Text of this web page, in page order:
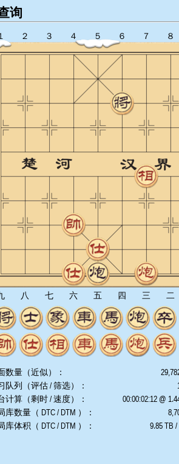
询
２ ３ ４ ５ ６ ７ ８
八 七 六 五 四 三 二
数量（近似）：
队列（评估 / 筛选）：
计算（剩时 / 速度）：
00:00:02:12 @
库数量（ DTC / DTM ）：
库体积（ DTC / DTM ）：
9.85 TB